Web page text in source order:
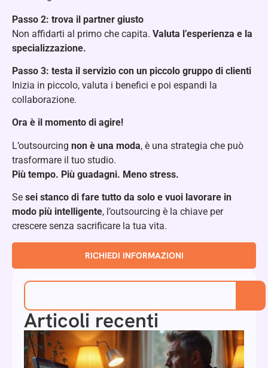
Passo 2: trova il partner giusto
Non affidarti al primo che capita. Valuta l’esperienza e la
specializzazione.
Passo 3: testa il servizio con un piccolo gruppo di clienti
Inizia in piccolo, valuta i benefici e poi espandi la
collaborazione.
Ora è il momento di agire!
L’outsourcing non è una moda, è una strategia che può
trasformare il tuo studio.
Più tempo. Più guadagni. Meno stress.
Se sei stanco di fare tutto da solo e vuoi lavorare in
modo più intelligente, l’outsourcing è la chiave per
crescere senza sacrificare la tua vita.
RICHIEDI INFORMAZIONI
Articoli recenti